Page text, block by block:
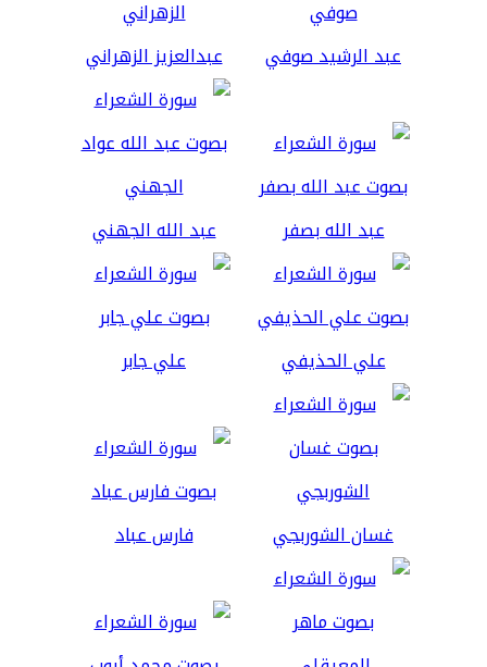
عبد الرشيد صوفي عبدالعزيز الزهراني
عبد الله بصفر عبد الله الجهني
علي الحذيفي علي جابر
غسان الشوربجي فارس عباد